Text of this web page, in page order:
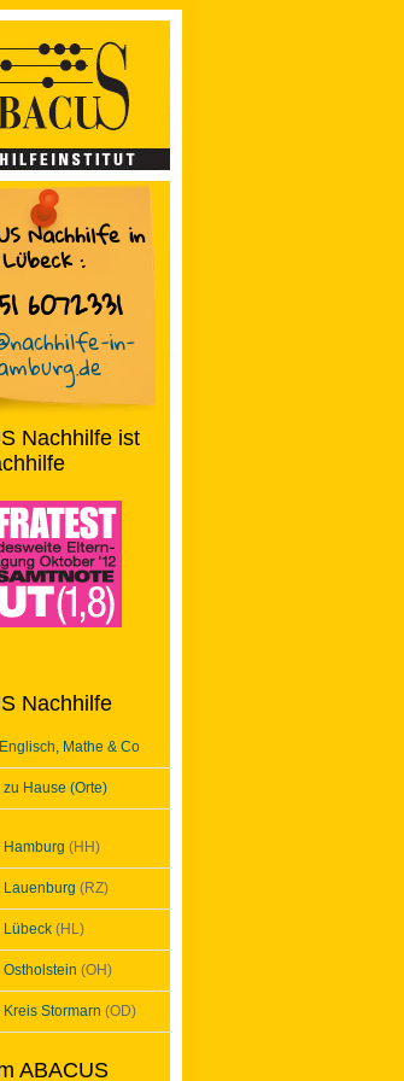
Nachhilfe in
Lübeck:
6072331
in-
Nachhilfe ist
Nachhilfe
Mathe & Co
zu Hause (Orte)
Hamburg (HH)
Lauenburg (RZ)
Lübeck (HL)
Ostholstein (OH)
Kreis Stormarn (OD)
ABACUS